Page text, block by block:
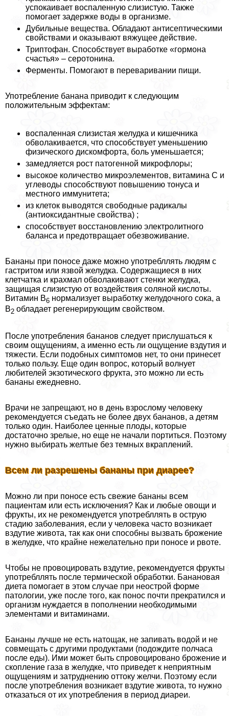
успокаивает воспаленную слизистую. Также
помогает задержке воды в организме.
Дубильные вещества. Обладают антисептическими
свойствами и оказывают вяжущее действие.
Триптофан. Способствует выработке «гормона
счастья» – серотонина.
Ферменты. Помогают в переваривании пищи.
Употрeбление банана приводит к следующим
положительным эффектам:
воспаленная слизистая желудка и кишечника
обволакивается, что способствует уменьшению
физического дискомфорта, боль уменьшается;
замедляется рост патогенной микрофлоры;
высокое количество микроэлементов, витамина С и
углеводы способствуют повышению тонуса и
местного иммунитета;
из клеток выводятся свободные радикалы
(антиоксидантные свойства) ;
способствует восстановлению электролитного
баланса и предотвращает обезвоживание.
Бананы при поносе даже можно употрeбллять людям с
гастритом или язвой желудка. Содержащиеся в них
клетчатка и крахмал обволакивают стенки желудка,
защищая слизистую от воздействия соляной кислоты.
Витамин В6 нормализует выработку желудочного сока, а
В2 обладает регенерирующим свойством.
После употрeбления бананов следует прислушаться к
своим ощущениям, а именно есть ли ощущение вздутия и
тяжести. Если подобных симптомов нет, то они принесет
только пользу. Еще один вопрос, который волнует
любителей экзотического фрукта, это можно ли есть
бананы ежедневно.
Врачи не запрещают, но в день взрослому человеку
рекомендуется съедать не более двух бананов, а детям
только один. Наиболее ценные плоды, которые
достаточно зрелые, но еще не начали портиться. Поэтому
нужно выбирать желтые без темных вкраплений.
Всем ли разрешены бананы при диарее?
Можно ли при поносе есть свежие бананы всем
пациентам или есть исключения? Как и любые овощи и
фрукты, их не рекомендуется употрeбллять в острую
стадию заболевания, если у человека часто возникает
вздутие живота, так как они способны вызвать брожение
в желудке, что крайне нежелательно при поносе и рвоте.
Чтобы не провоцировать вздутие, рекомендуется фрукты
употрeбллять после термической обработки. Банановая
диета помогает в этом случае при неострой форме
патологии, уже после того, как понос почти прекратился и
организм нуждается в пополнении необходимыми
элементами и витаминами.
Бананы лучше не есть натощак, не запивать водой и не
совмещать с другими продуктами (подождите полчаса
после еды). Ими может быть спровоцировано брожение и
скопление газа в желудке, что приведет к неприятным
ощущениям и затруднению оттоку желчи. Поэтому если
после употрeбления возникает вздутие живота, то нужно
отказаться от их употрeбления в период диареи.